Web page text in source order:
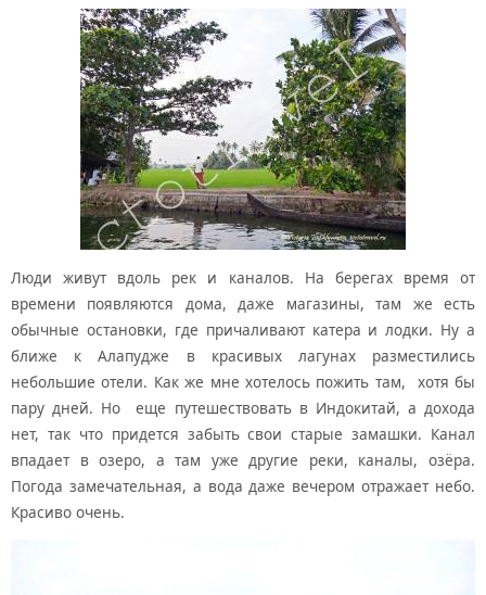
Люди живут вдоль рек и каналов. На берегах время от
времени появляются дома, даже магазины, там же есть
обычные остановки, где причаливают катера и лодки. Ну а
ближе к Алапудже в красивых лагунах разместились
небольшие отели. Как же мне хотелось пожить там, хотя бы
пару дней. Но еще путешествовать в Индокитай, а дохода
нет, так что придется забыть свои старые замашки. Канал
впадает в озеро, а там уже другие реки, каналы, озёра.
Погода замечательная, а вода даже вечером отражает небо.
Красиво очень.